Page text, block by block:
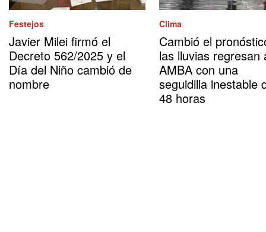
Festejos
Javier Milei firmó el
Decreto 562/2025 y el
Día del Niño cambió de
nombre
Clima
Cambió el
las lluvias regresan
AMBA con una
seguidilla inestable
48 horas